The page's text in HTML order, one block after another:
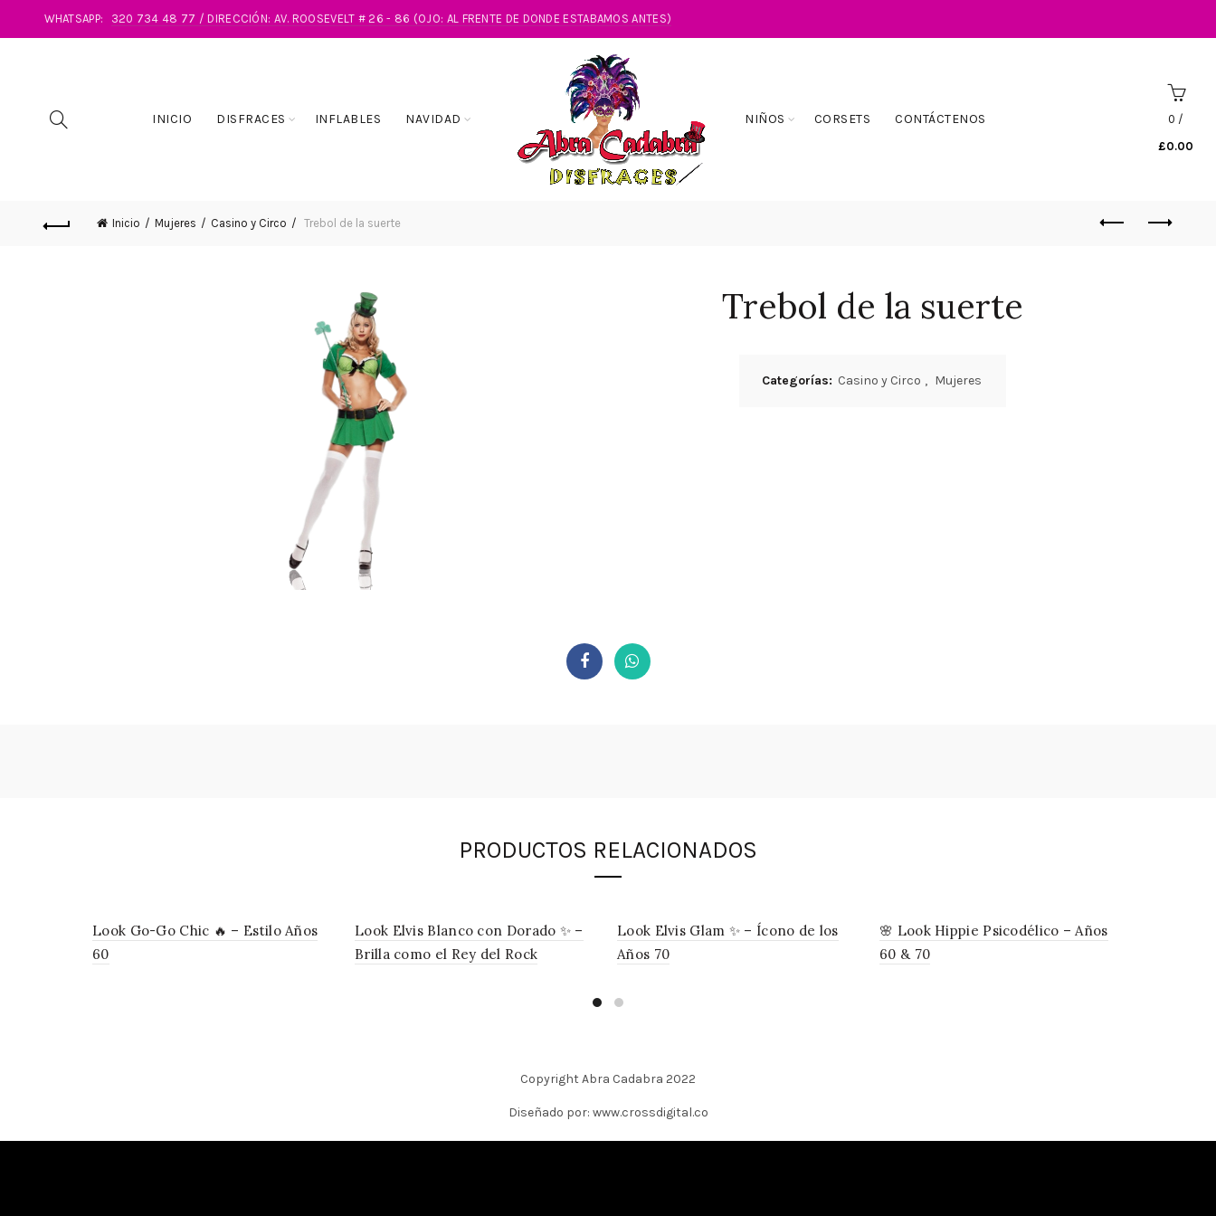
WHATSAPP: 320 734 48 77 / DIRECCIÓN: AV. ROOSEVELT # 26 - 86 (OJO: AL FRENTE DE DONDE ESTABAMOS ANTES)
INICIO DISFRACES INFLABLES NAVIDAD NIÑOS CORSETS CONTÁCTENOS 0 /
£0.00
Inicio Mujeres Casino y Circo Trebol de la suerte
Trebol de la suerte
Categorías: Casino y Circo , Mujeres
PRODUCTOS RELACIONADOS
Look Go-Go Chic 🔥 – Estilo Años
60
Look Elvis Blanco con Dorado ✨ –
Brilla como el Rey del Rock
Look Elvis Glam ✨ – Ícono de los
Años 70
🌸 Look Hippie Psicodélico – Años
60 & 70
Copyright Abra Cadabra 2022
Diseñado por: www.crossdigital.co